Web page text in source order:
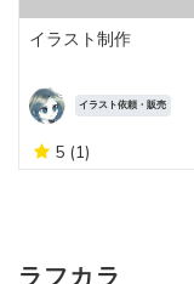
イラスト制作
イラスト依頼・販売
5 (1)
ラフカラ